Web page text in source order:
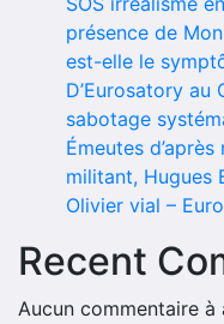
présence de
est-elle le
D’Eurosatory au
sabotage
Émeutes
militant, Hugues
Olivier vial –
Recent
Aucun commentaire à